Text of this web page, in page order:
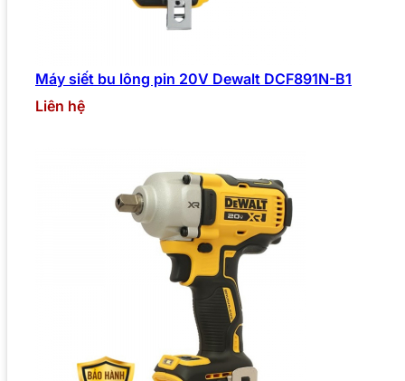
Máy siết bu lông pin 20V Dewalt DCF891N-B1
Liên hệ